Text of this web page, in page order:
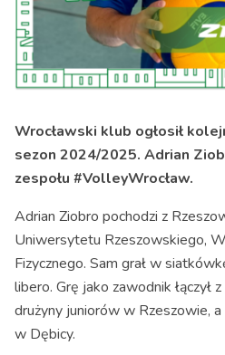
Wrocławski klub ogłosił
sezon 2024/2025. Adrian
zespołu #VolleyWrocław.
Adrian Ziobro pochodzi z
Uniwersytetu Rzeszowskiego,
Fizycznego. Sam grał w
libero. Grę jako zawodnik łączył
drużyny juniorów w Rzeszowie,
w Dębicy.